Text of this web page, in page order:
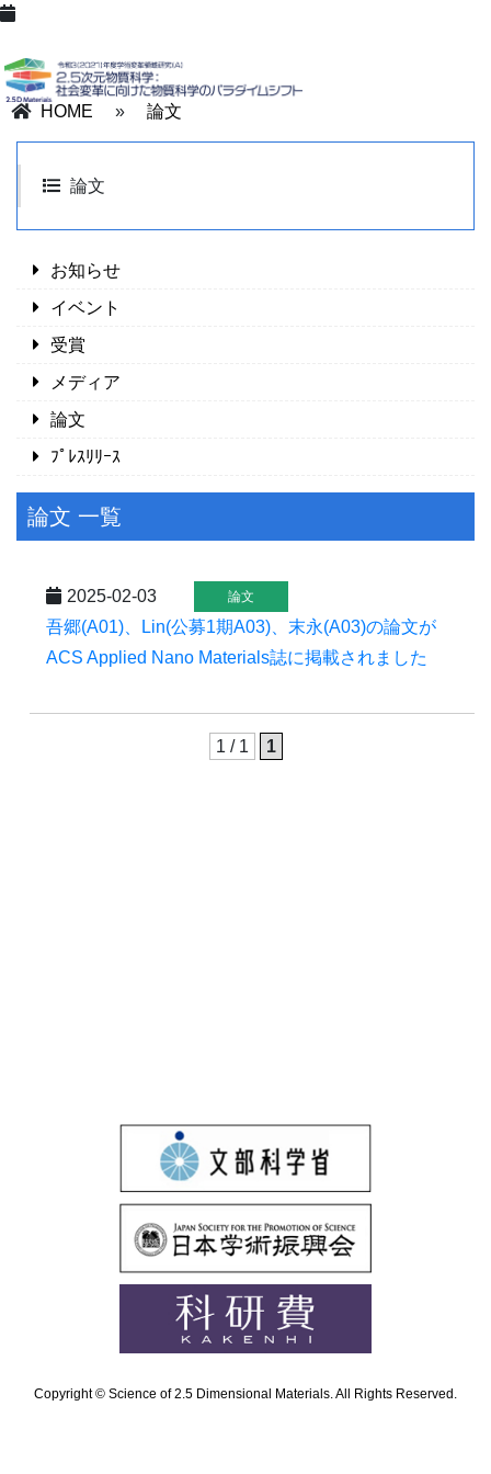
HOME » 論文
論文
お知らせ
イベント
受賞
メディア
論文
ﾌﾟﾚｽﾘﾘｰｽ
論文 一覧
2025-02-03 論文
吾郷(A01)、Lin(公募1期A03)、末永(A03)の論文が
ACS Applied Nano Materials誌に掲載されました
1 / 1 1
Copyright © Science of 2.5 Dimensional Materials. All Rights Reserved.